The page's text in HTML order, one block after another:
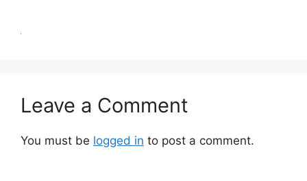
Leave a Comment
You must be logged in to post a comment.